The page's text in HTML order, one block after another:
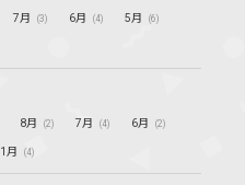
7月 (3) 6月 (4) 5月 (6)
8月 (2) 7月 (4) 6月 (2)
1月 (4)